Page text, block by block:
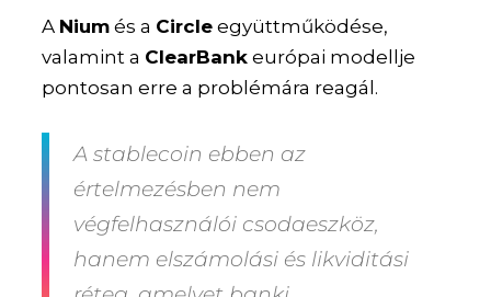
A Nium és a Circle együttműködése,
valamint a ClearBank európai modellje
pontosan erre a problémára reagál.
A stablecoin ebben az
értelmezésben nem
végfelhasználói csodaeszköz,
hanem elszámolási és likviditási